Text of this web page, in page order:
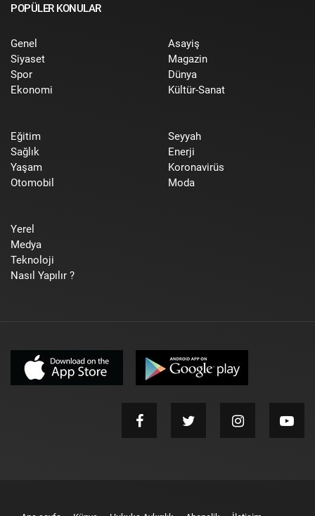
POPÜLER KONULAR
Genel
Siyaset
Spor
Ekonomi
Asayiş
Magazin
Dünya
Kültür-Sanat
Eğitim
Sağlık
Yaşam
Otomobil
Seyyah
Enerji
Koronavirüs
Moda
Yerel
Medya
Teknoloji
Nasıl Yapılır ?